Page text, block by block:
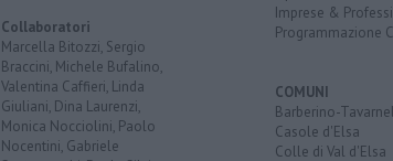
Collaboratori
Marcella Bitozzi, Sergio
Braccini, Michele Bufalino,
Valentina Caffieri, Linda
Giuliani, Dina Laurenzi,
Monica Nocciolini, Paolo
Nocentini, Gabriele
Imprese &
Programmazione
COMUNI
Barberino-
Casole d'Elsa
Colle di Val d'Elsa